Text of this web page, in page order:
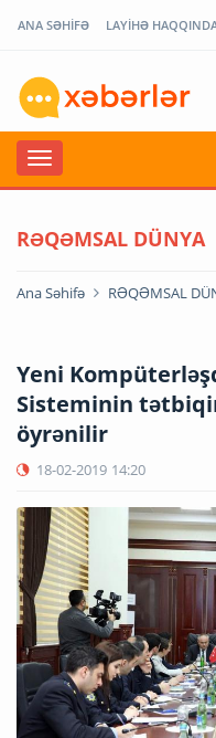
ANA SƏHİFƏ LAYİHƏ
RƏQƏMSAL DÜNYA
Ana Səhifə RƏQƏMSAL
Yeni
Sisteminin
öyrənilir
18-02-2019 14:20